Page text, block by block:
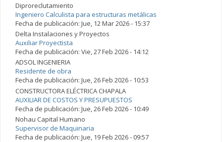
Diproreclutamiento
Ingeniero Calculista para estructuras metálicas
Fecha de publicación: Jue, 12 Mar 2026 - 15:37
Delta Instalaciones y Proyectos
Auxiliar Proyectista
Fecha de publicación: Vie, 27 Feb 2026 - 14:12
ADSOL INGENIERIA
Residente de obra
Fecha de publicación: Jue, 26 Feb 2026 - 10:53
CONSTRUCTORA ELÉCTRICA CHAPALA
AUXILIAR DE COSTOS Y PRESUPUESTOS
Fecha de publicación: Jue, 26 Feb 2026 - 10:49
Nohau Capital Humano
Supervisor de Maquinaria
Fecha de publicación: Jue, 19 Feb 2026 - 09:57